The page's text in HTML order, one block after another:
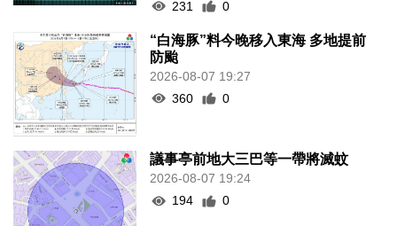
231
0
“白海豚”料今晚移入東海 多地提前
防颱
2026-08-07 19:27
360
0
議事亭前地大三巴等一帶將滅蚊
2026-08-07 19:24
194
0